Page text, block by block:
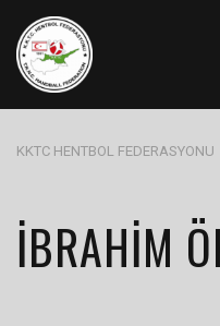
KKTC HENTBOL FEDERASYONU
İBRAHIM